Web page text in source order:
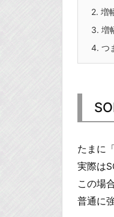
2. 増
3. 増
4. つ
たまに
実際は
この場
普通に